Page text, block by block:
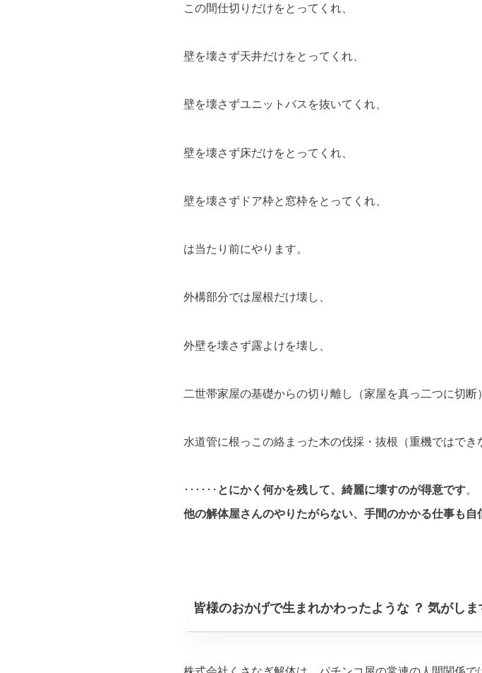
この間仕切りだけをとってくれ、
壁を壊さず天井だけをとってくれ、
壁を壊さずユニットバスを抜いてくれ、
壁を壊さず床だけをとってくれ、
壁を壊さずドア枠と窓枠をとってくれ、
は当たり前にやります。
外構部分では屋根だけ壊し、
外壁を壊さず露よけを壊し、
二世帯家屋の基礎からの切り離し（家屋を真っ二つに切断
水道管に根っこの絡まった木の伐採・抜根（重機ではでき
･･････ とにかく何かを残して、綺麗に壊すのが得意です。
他の解体屋さんのやりたがらない、手間のかかる仕事も自
皆様のおかげで生まれかわったような ？ 気がしま